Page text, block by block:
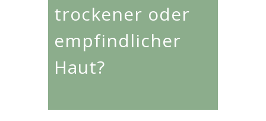
trockener oder
empfindlicher
Haut?